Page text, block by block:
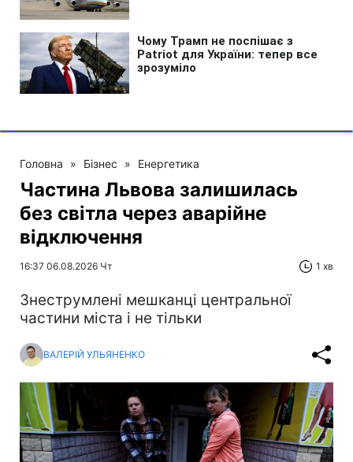
Головна » Бізнес » Енергетика
Частина Львова залишилась
без світла через аварійне
відключення
16:37 06.08.2026 Чт 1 хв
Знеструмлені мешканці центральної
частини міста і не тільки
ВАЛЕРІЙ УЛЬЯНЕНКО